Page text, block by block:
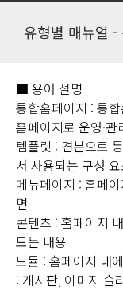
유형별 매뉴얼
■ 용어 설명
통합홈페이지 : 통
홈페이지로 운영·
템플릿 : 견본으로
서 사용되는 구성
메뉴페이지 : 홈페
면
콘텐츠 : 홈페이지
모든 내용
모듈 : 홈페이지 내
: 게시판, 이미지 슬